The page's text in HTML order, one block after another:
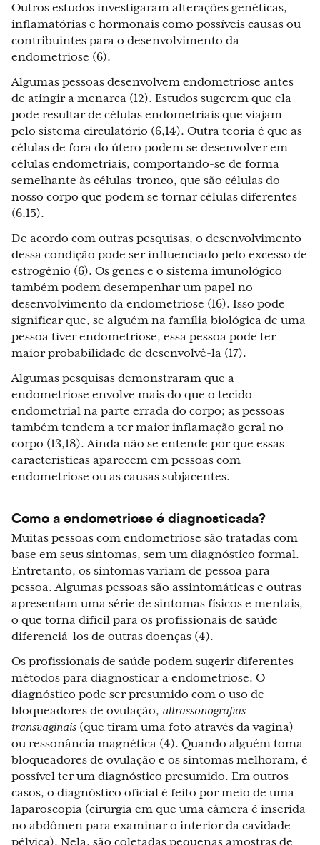
Outros estudos investigaram alterações genéticas,
inflamatórias e hormonais como possíveis causas ou
contribuintes para o desenvolvimento da
endometriose (6).
Algumas pessoas desenvolvem endometriose antes
de atingir a menarca (12). Estudos sugerem que ela
pode resultar de células endometriais que viajam
pelo sistema circulatório (6,14). Outra teoria é que as
células de fora do útero podem se desenvolver em
células endometriais, comportando-se de forma
semelhante às células-tronco, que são células do
nosso corpo que podem se tornar células diferentes
(6,15).
De acordo com outras pesquisas, o desenvolvimento
dessa condição pode ser influenciado pelo excesso de
estrogênio (6). Os genes e o sistema imunológico
também podem desempenhar um papel no
desenvolvimento da endometriose (16). Isso pode
significar que, se alguém na família biológica de uma
pessoa tiver endometriose, essa pessoa pode ter
maior probabilidade de desenvolvê-la (17).
Algumas pesquisas demonstraram que a
endometriose envolve mais do que o tecido
endometrial na parte errada do corpo; as pessoas
também tendem a ter maior inflamação geral no
corpo (13,18). Ainda não se entende por que essas
características aparecem em pessoas com
endometriose ou as causas subjacentes.
Como a endometriose é diagnosticada?
Muitas pessoas com endometriose são tratadas com
base em seus sintomas, sem um diagnóstico formal.
Entretanto, os sintomas variam de pessoa para
pessoa. Algumas pessoas são assintomáticas e outras
apresentam uma série de sintomas físicos e mentais,
o que torna difícil para os profissionais de saúde
diferenciá-los de outras doenças (4).
Os profissionais de saúde podem sugerir diferentes
métodos para diagnosticar a endometriose. O
diagnóstico pode ser presumido com o uso de
bloqueadores de ovulação, ultrassonografias
transvaginais (que tiram uma foto através da vagina)
ou ressonância magnética (4). Quando alguém toma
bloqueadores de ovulação e os sintomas melhoram, é
possível ter um diagnóstico presumido. Em outros
casos, o diagnóstico oficial é feito por meio de uma
laparoscopia (cirurgia em que uma câmera é inserida
no abdômen para examinar o interior da cavidade
pélvica). Nela, são coletadas pequenas amostras de